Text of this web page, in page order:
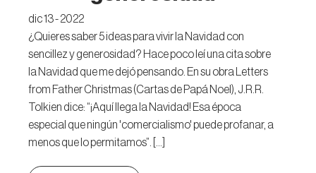
dic 13 - 2022
¿Quieres saber 5 ideas para vivir la Navidad con
sencillez y generosidad? Hace poco leí una cita sobre
la Navidad que me dejó pensando. En su obra Letters
from Father Christmas (Cartas de Papá Noel), J.R.R.
Tolkien dice: “¡Aquí llega la Navidad! Esa época
especial que ningún 'comercialismo' puede profanar, a
menos que lo permitamos”. […]